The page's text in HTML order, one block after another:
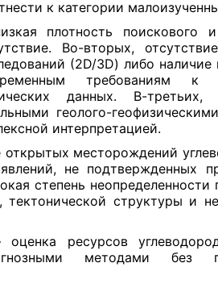
к категории
плотность поискового и
Во-вторых,
(2D/3D) либо наличие
требованиям к
данных. В-третьих,
геолого-
интерпретацией.
открытых месторождений
не подтвержденных
степень неопределенности
тектонической структуры и
ресурсов
методами без